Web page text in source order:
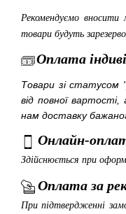
Рекомендуємо вносити
товари будуть
Оплата
Товари зі
від повної
нам доставку
Онлайн-
Здійснюється при
Оплата за
При підтвердженні